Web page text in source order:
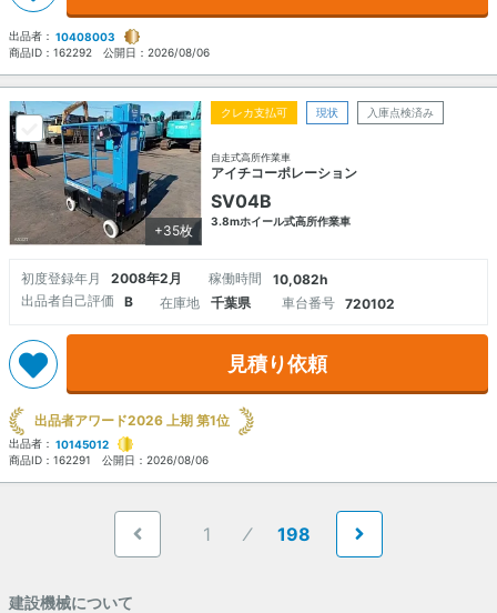
出品者： 10408003
商品ID： 162292 公開日： 2026/08/06
+35枚
クレカ支払可 現状 入庫点検済み
自走式高所作業車
アイチコーポレーション
SV04B
3.8mホイール式高所作業車
初度登録年月 2008年2月 稼働時間
10,082h
出品者自己評価
B 在庫地 千葉県 車台番号 720102
見積り依頼
出品者アワード2026 上期 第1位
出品者： 10145012
商品ID： 162291 公開日： 2026/08/06
1 198
建設機械について